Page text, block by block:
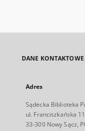
DANE KONTAKTOWE
Adres
Sądecka Biblioteka
ul. Franciszkańska 11
33-300 Nowy Sącz,